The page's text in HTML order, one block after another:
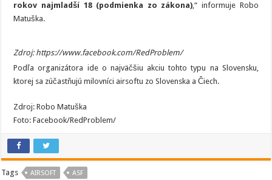
rokov najmladší 18 (podmienka zo zákona),“ informuje Robo
Matuška.
Zdroj: https://www.facebook.com/RedProblem/
Podľa organizátora ide o najväčšiu akciu tohto typu na Slovensku,
ktorej sa zúčastňujú milovníci airsoftu zo Slovenska a Čiech.
Zdroj: Robo Matuška
Foto: Facebook/RedProblem/
Tags AIRSOFT ASF